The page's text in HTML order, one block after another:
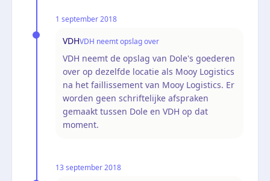
1 september 2018
VDHVDH neemt opslag over
VDH neemt de opslag van Dole's goederen
over op dezelfde locatie als Mooy Logistics
na het faillissement van Mooy Logistics. Er
worden geen schriftelijke afspraken
gemaakt tussen Dole en VDH op dat
moment.
13 september 2018